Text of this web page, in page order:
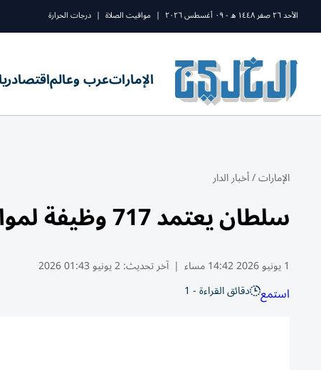
الأحد ٢٦ صفر ١٤٤٨ ه - ٠٩ أغسطس ٢٠٢٦ | مواقيت الصلاة | درجات الحرارة
الإماراتعرب وعالماقتصاد
الإمارات/أخبار الدار
سلطان يعتمد 717 وظيفة لمواطني الشارقة
1 يونيو 2026 14:42 مساء | آخر تحديث:2 يونيو 01:43 2026
استمع دقائق القراءة - 1